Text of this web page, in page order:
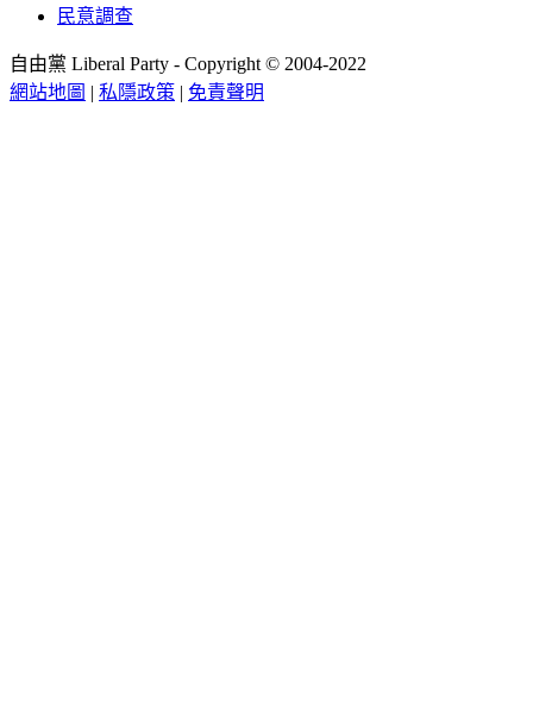
民意調查
自由黨 Liberal Party - Copyright © 2004-2022
網站地圖 | 私隱政策 | 免責聲明